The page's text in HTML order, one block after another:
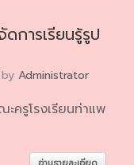
การเรียนรู้รูป
by Administrator
ครูโรงเรียนท่าแพ